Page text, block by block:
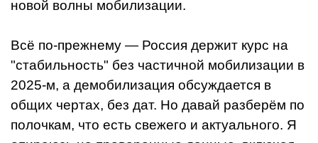
новой волны мобилизации.
Всё по-прежнему — Россия держит курс на
"стабильность" без частичной мобилизации в
2025-м, а демобилизация обсуждается в
общих чертах, без дат. Но давай разберём по
полочкам, что есть свежего и актуального. Я